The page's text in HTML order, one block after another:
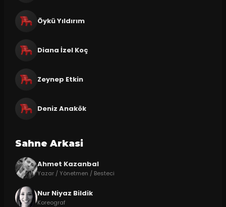
Öykü Yıldırım
Diana İzel Koç
Zeynep Etkin
Deniz Anakök
Sahne Arkasi
Ahmet Kazanbal
Yazar / Yönetmen / Besteci
Nur Niyaz Bildik
Koreograf